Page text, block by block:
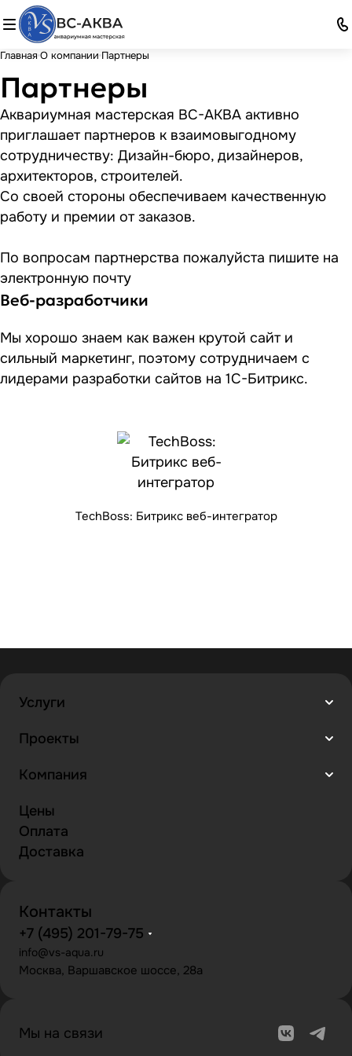
Главная О компании Партнеры
Партнеры
Аквариумная мастерская ВС-АКВА активно
приглашает партнеров к взаимовыгодному
сотрудничеству: Дизайн-бюро, дизайнеров,
архитекторов, строителей.
Со своей стороны обеспечиваем качественную
работу и премии от заказов.
По вопросам партнерства пожалуйста пишите на
электронную почту
Веб-разработчики
Мы хорошо знаем как важен крутой сайт и
сильный маркетинг, поэтому сотрудничаем с
лидерами разработки сайтов на 1С-Битрикс.
TechBoss: Битрикс веб-интегратор
Услуги
Проекты
Компания
Цены
Оплата
Доставка
Контакты
+7 (495) 201-79-75
info@vs-aqua.ru
Москва, Варшавское шоссе, 28а
Мы на связи